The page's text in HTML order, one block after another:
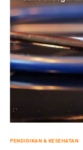
PENDIDIKAN & KESEHATAN